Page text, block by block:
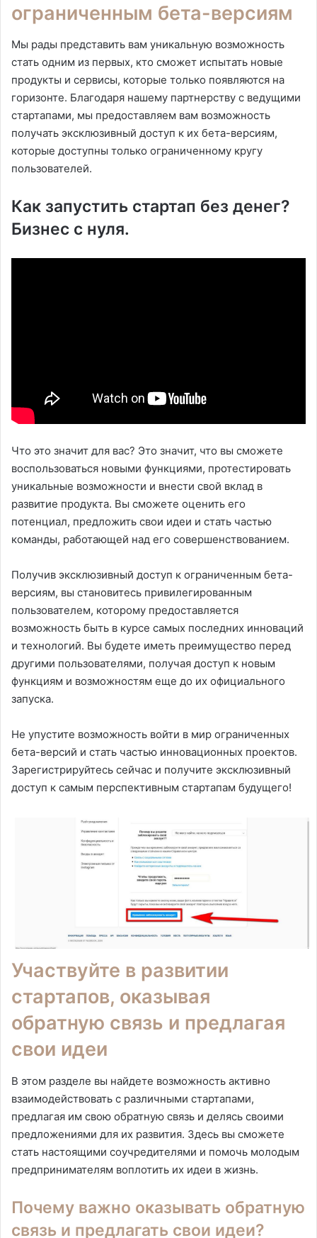
ограниченным бета-версиям
Мы рады представить вам уникальную возможность
стать одним из первых, кто сможет испытать новые
продукты и сервисы, которые только появляются на
горизонте. Благодаря нашему партнерству с ведущими
стартапами, мы предоставляем вам возможность
получать эксклюзивный доступ к их бета-версиям,
которые доступны только ограниченному кругу
пользователей.
Как запустить стартап без денег?
Бизнес с нуля.
Что это значит для вас? Это значит, что вы сможете
воспользоваться новыми функциями, протестировать
уникальные возможности и внести свой вклад в
развитие продукта. Вы сможете оценить его
потенциал, предложить свои идеи и стать частью
команды, работающей над его совершенствованием.
Получив эксклюзивный доступ к ограниченным бета-
версиям, вы становитесь привилегированным
пользователем, которому предоставляется
возможность быть в курсе самых последних инноваций
и технологий. Вы будете иметь преимущество перед
другими пользователями, получая доступ к новым
функциям и возможностям еще до их официального
запуска.
Не упустите возможность войти в мир ограниченных
бета-версий и стать частью инновационных проектов.
Зарегистрируйтесь сейчас и получите эксклюзивный
доступ к самым перспективным стартапам будущего!
Участвуйте в развитии
стартапов, оказывая
обратную связь и предлагая
свои идеи
В этом разделе вы найдете возможность активно
взаимодействовать с различными стартапами,
предлагая им свою обратную связь и делясь своими
предложениями для их развития. Здесь вы сможете
стать настоящими соучредителями и помочь молодым
предпринимателям воплотить их идеи в жизнь.
Почему важно оказывать обратную
связь и предлагать свои идеи?